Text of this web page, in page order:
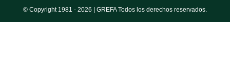
© Copyright 1981 - 2026 | GREFA Todos los derechos reservados.